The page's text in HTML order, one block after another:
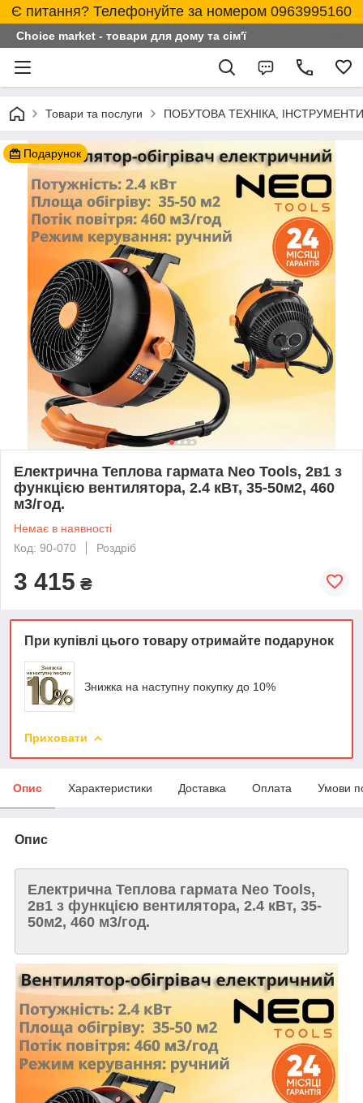
Є питання? Телефонуйте за номером 0963995160
Choice market - товари для дому та сім'ї
Товари та послуги ПОБУТОВА ТЕХНІКА,
Подарунок
Електрична Теплова гармата Neo Tools, 2в1 з
функцією вентилятора, 2.4 кВт, 35-50м2, 460
м3/год.
Немає в наявності
Код: 90-070
Роздріб
3 415 ₴
При купівлі цього товару отримайте подарунок
Знижка на наступну покупку до 10%
Приховати
Опис Характеристики Доставка Оплата Умови
Опис
Електрична Теплова гармата Neo Tools,
2в1 з функцією вентилятора, 2.4 кВт, 35-
50м2, 460 м3/год.